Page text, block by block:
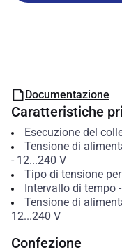
Documentazione
Caratteristiche
Esecuzione del
Tensione di
- 12...240 V
Tipo di tensione
Intervallo di tempo-
Tensione di
12...240 V
Confezione